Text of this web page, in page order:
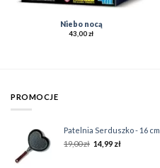
Niebo nocą
43,00zł
PROMOCJE
Patelnia Serduszko - 16 cm
19,00zł 14,99 zł